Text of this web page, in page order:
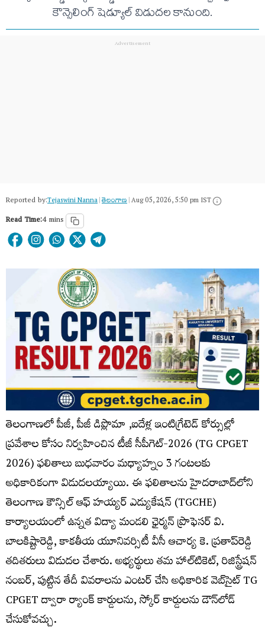
కౌన్సెలింగ్ షెడ్యూల్ విడుదల కానుంది.
Reported by:Tejaswini Nanna|తెలంగాణ‌|Aug 05, 2026, 5:50 pm IST
Read Time:4 mins
తెలంగాణలో పీజీ, పీజీ డిప్లొమా ,ఐదేళ్ల ఇంటిగ్రేటెడ్ కోర్సుల్లో
ప్రవేశాల కోసం నిర్వహించిన టీజీ సీపీగెట్-2026 (TG CPGET
2026) ఫలితాలు బుధవారం మధ్యాహ్నం 3 గంటలకు
అధికారికంగా విడుదలయ్యాయి. ఈ ఫలితాలను హైదరాబాద్‌లోని
తెలంగాణ కౌన్సిల్ ఆఫ్‌ హయ్యర్‌ ఎడ్యుకేషన్‌ (TGCHE)
కార్యాలయంలో ఉన్నత విద్యా మండలి ఛైర్మన్‌ ప్రొఫెసర్‌ వి.
బాలకిష్టారెడ్డి, కాకతీయ యూనివర్సిటీ వీసీ ఆచార్య కె. ప్రతాప్‌రెడ్డి
తదితరులు విడుదల చేశారు. అభ్యర్థులు తమ హాల్‌టికెట్, రిజిస్ట్రేషన్
నంబర్, పుట్టిన తేదీ వివరాలను ఎంటర్ చేసి అధికారిక వెబ్‌సైట్ TG
CPGET ద్వారా ర్యాంక్ కార్డులను, స్కోర్ కార్డులను డౌన్‌లోడ్
చేసుకోవచ్చు.